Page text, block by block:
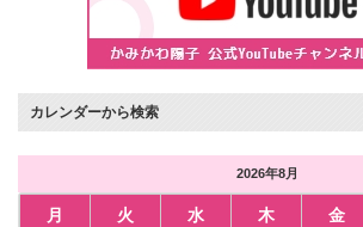
カレンダーから検索
2026年8月
月 火 水 木 金